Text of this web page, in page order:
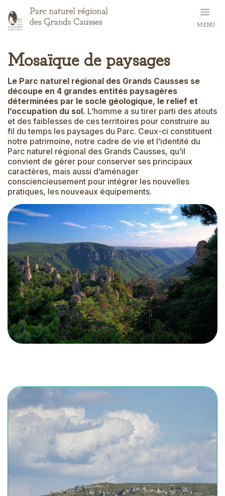
au
contenu
MENU
Mosaïque de paysages
Le Parc naturel régional des Grands Causses se
découpe en 4 grandes entités paysagères
déterminées par le socle géologique, le relief et
l’occupation du sol. L’homme a su tirer parti des atouts
et des faiblesses de ces territoires pour construire au
fil du temps les paysages du Parc. Ceux-ci constituent
notre patrimoine, notre cadre de vie et l’identité du
Parc naturel régional des Grands Causses, qu’il
convient de gérer pour conserver ses principaux
caractères, mais aussi d’aménager
consciencieusement pour intégrer les nouvelles
pratiques, les nouveaux équipements.